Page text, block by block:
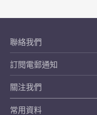
聯絡我們
訂閱電郵通知
關注我們
常用資料